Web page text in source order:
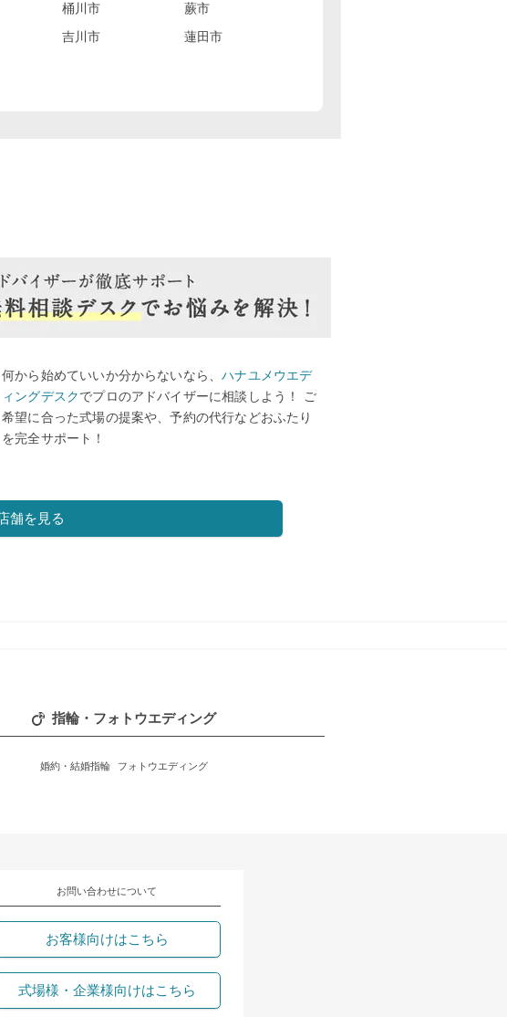
桶川市
蕨市
吉川市
蓮田市
何から始めていいか分からないなら、ハナユメウエデ
ィングデスクでプロのアドバイザーに相談しよう！ ご
希望に合った式場の提案や、予約の代行などおふたり
を完全サポート！
舗を見る
指輪・フォトウエディング
婚約・結婚指輪 フォトウエディング
お問い合わせについて
お客様向けはこちら
式場様・企業様向けはこちら